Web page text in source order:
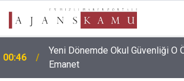
00:46
Yeni Dönemde Okul Güvenliği O
Emanet